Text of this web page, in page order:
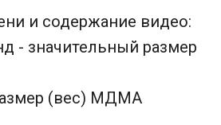
и содержание видео:
- значительный размер
(вес) МДМА